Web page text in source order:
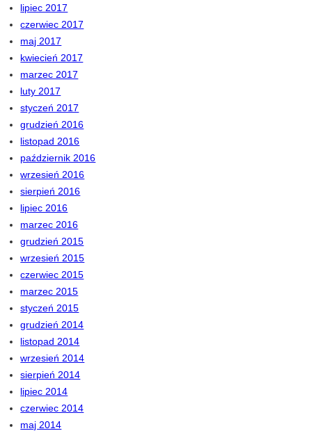
lipiec 2017
czerwiec 2017
maj 2017
kwiecień 2017
marzec 2017
luty 2017
styczeń 2017
grudzień 2016
listopad 2016
październik 2016
wrzesień 2016
sierpień 2016
lipiec 2016
marzec 2016
grudzień 2015
wrzesień 2015
czerwiec 2015
marzec 2015
styczeń 2015
grudzień 2014
listopad 2014
wrzesień 2014
sierpień 2014
lipiec 2014
czerwiec 2014
maj 2014